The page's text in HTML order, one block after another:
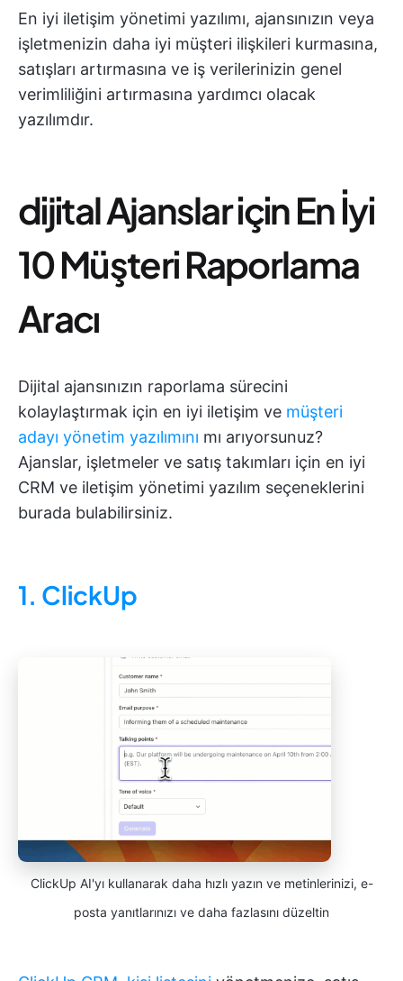
En iyi iletişim yönetimi yazılımı, ajansınızın veya
işletmenizin daha iyi müşteri ilişkileri kurmasına,
satışları artırmasına ve iş verilerinizin genel
verimliliğini artırmasına yardımcı olacak
yazılımdır.
dijital Ajanslar için En İyi
10 Müşteri Raporlama
Aracı
Dijital ajansınızın raporlama sürecini
kolaylaştırmak için en iyi iletişim ve müşteri
adayı yönetim yazılımını mı arıyorsunuz?
Ajanslar, işletmeler ve satış takımları için en iyi
CRM ve iletişim yönetimi yazılım seçeneklerini
burada bulabilirsiniz.
1. ClickUp
ClickUp AI'yı kullanarak daha hızlı yazın ve metinlerinizi, e-
posta yanıtlarınızı ve daha fazlasını düzeltin